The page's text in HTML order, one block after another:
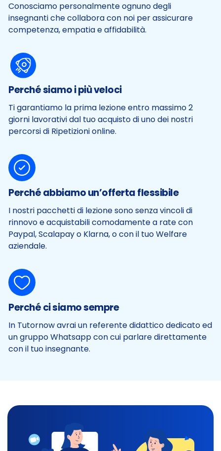
Conosciamo personalmente ognuno degli
insegnanti che collabora con noi per assicurare
competenza, empatia e affidabilità.
Perché siamo i più veloci
Ti garantiamo la prima lezione entro massimo 2
giorni lavorativi dal tuo acquisto di uno dei nostri
percorsi di Ripetizioni online.
Perché abbiamo un’offerta flessibile
I nostri pacchetti di lezione sono senza vincoli di
rinnovo e acquistabili comodamente a rate con
Paypal, Scalapay o Klarna, o con il tuo Welfare
aziendale.
Perché ci siamo sempre
In Tutornow avrai un referente didattico dedicato ed
un gruppo Whatsapp con cui parlare direttamente
con il tuo insegnante.